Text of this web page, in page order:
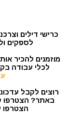
כרישי דילים
לספקים
מוזמנים להכיר
לכלי עבודה
רוצים לקבל
באתר? הצטרפו
הצטרפו